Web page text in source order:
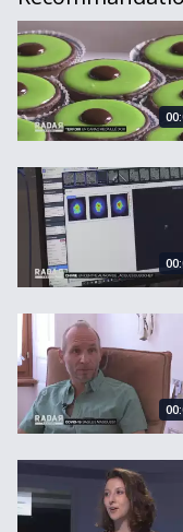
Un Carac médaillé
Un centre au nom
Bas les masques !
Le droit des